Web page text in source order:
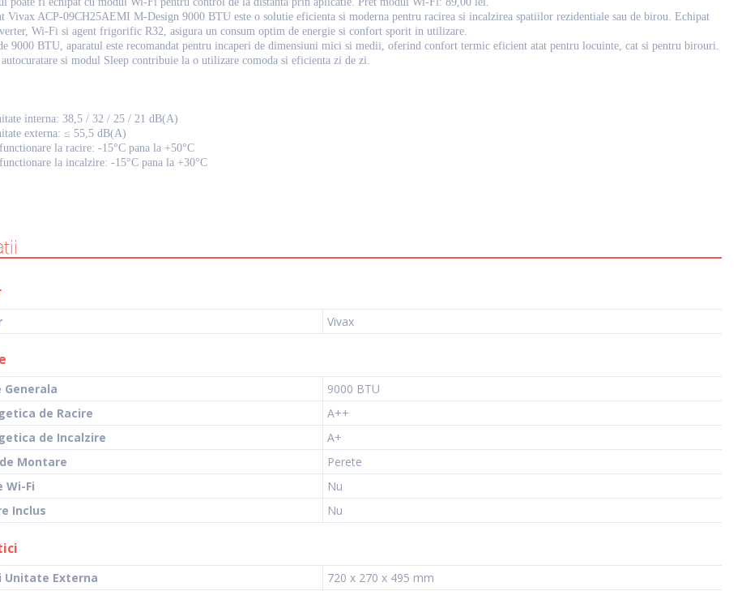
Vivax ACP-09CH25AEMI M-Design 9000 BTU este o solutie eficienta si moderna pentru racirea si incalzirea spatiilor rezidentiale sau de birou. Echipat
Wi-Fi si agent frigorific R32, asigura un consum optim de energie si confort sporit in utilizare.
9000 BTU, aparatul este recomandat pentru incaperi de dimensiuni mici si medii, oferind confort termic eficient atat pentru locuinte, cat si pentru birouri.
si modul Sleep contribuie la o utilizare comoda si eficienta zi de zi.
interna: 38,5 / 32 / 25 / 21 dB(A)
externa: ≤ 55,5 dB(A)
la racire: -15°C pana la +50°C
la incalzire: -15°C pana la +30°C
Vivax
9000 BTU
de Racire
A++
de Incalzire
A+
Montare
Perete
Wi-Fi
Nu
Inclus
Nu
Unitate Externa
720 x 270 x 495 mm